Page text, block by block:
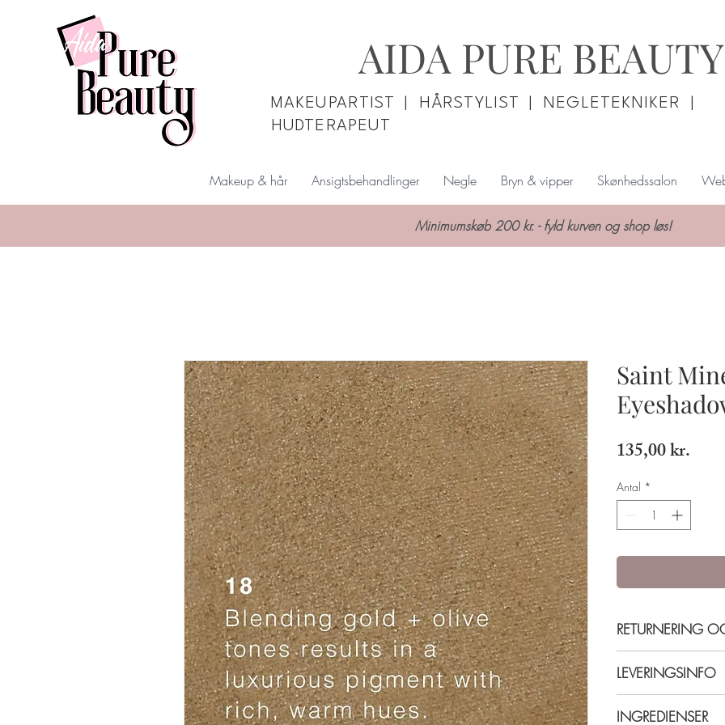
AIDA PURE BEAUTY
MAKEUPARTIST | HÅRSTYLIST | NEGLETEKNIKER |
HUDTERAPEUT
Makeup & hår Ansigtsbehandlinger Negle Bryn & vipper Skønhedssalon
Minimumskøb 200 kr. - fyld kurven og shop løs!
Saint
135,00 kr.
Antal *
RETURNERING
Returprodukter skal
modtagelse. For
LEVERINGSINFO
INGREDIENSER